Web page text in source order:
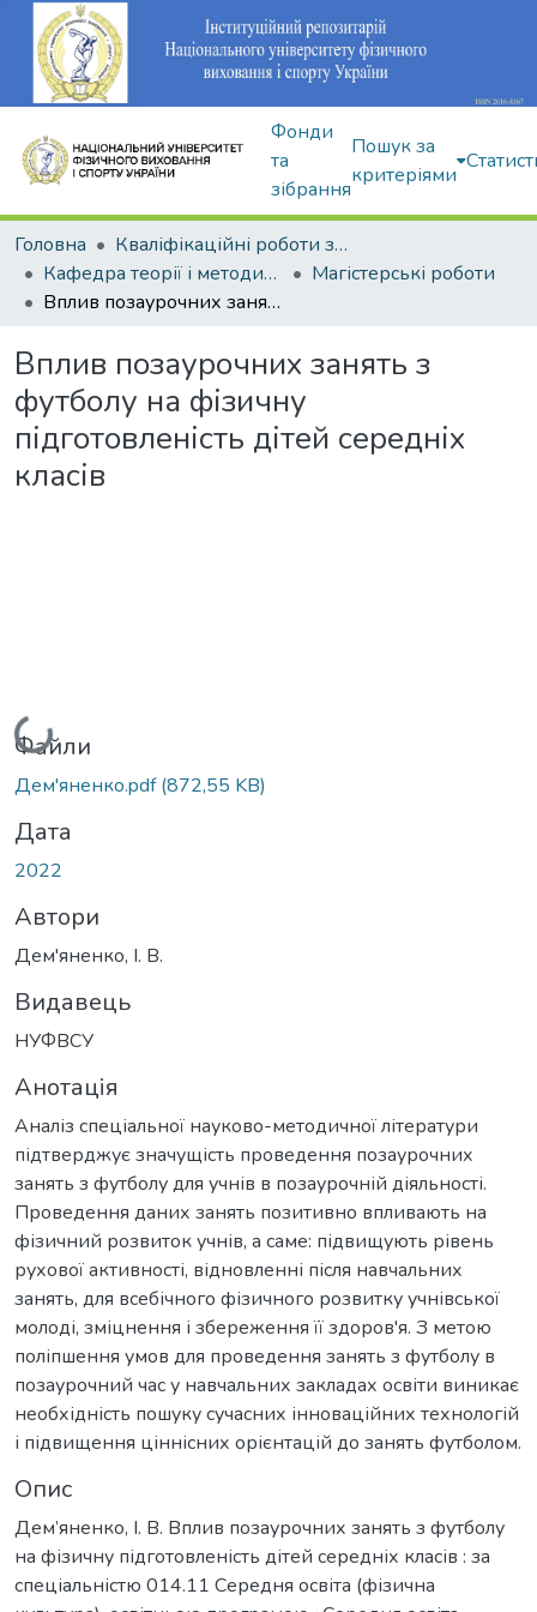
Фонди
та
зібрання
Пошук за
критеріями
Головна
Кваліфікаційні роботи здобувачів вищої освіти
Кафедра теорії і методики фізичного виховання
Магістерські роботи
Вплив позаурочних занять з футболу на фізичну підготовленість дітей середніх класів
Вплив позаурочних занять з
футболу на фізичну
підготовленість дітей середніх
класів
Вантажиться...
Файли
Дем'яненко.pdf(872,55 KB)
Дата
2022
Автори
Дем'яненко, І. В.
Видавець
НУФВСУ
Анотація
Аналіз спеціальної науково-методичної літератури
підтверджує значущість проведення позаурочних
занять з футболу для учнів в позаурочній діяльності.
Проведення даних занять позитивно впливають на
фізичний розвиток учнів, а саме: підвищують рівень
рухової активності, відновленні після навчальних
занять, для всебічного фізичного розвитку учнівської
молоді, зміцнення і збереження її здоров'я. З метою
поліпшення умов для проведення занять з футболу в
позаурочний час у навчальних закладах освіти виникає
необхідність пошуку сучасних інноваційних технологій
і підвищення ціннісних орієнтацій до занять футболом.
Опис
Дем’яненко, І. В. Вплив позаурочних занять з футболу
на фізичну підготовленість дітей середніх класів : за
спеціальністю 014.11 Середня освіта (фізична